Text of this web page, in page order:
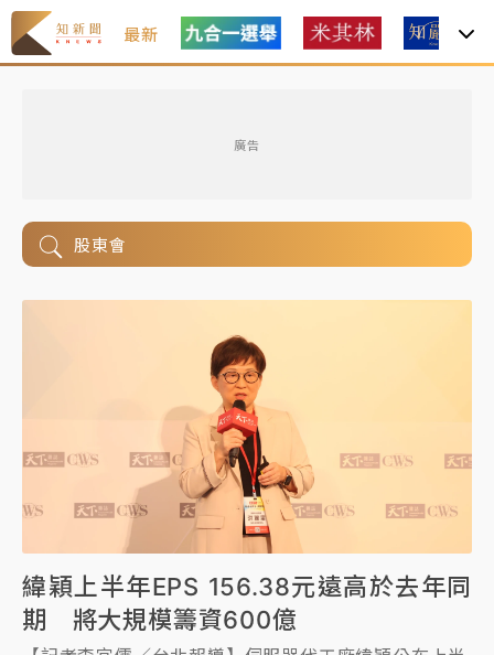
最新
廣告
股東會
緯穎上半年EPS 156.38元遠高於去年同
期 將大規模籌資600億